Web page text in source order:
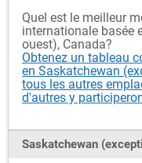
Quel est le meilleur
internationale basée
ouest), Canada?
Obtenez un tableau
en Saskatchewan
tous les autres
d'autres y
Saskatchewan